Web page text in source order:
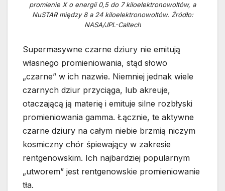
promienie X o energii 0,5 do 7 kiloelektronowoltów, a
NuSTAR między 8 a 24 kiloelektronowoltów. Źródło:
NASA/JPL-Caltech
Supermasywne czarne dziury nie emitują
własnego promieniowania, stąd słowo
„czarne” w ich nazwie. Niemniej jednak wiele
czarnych dziur przyciąga, lub akreuje,
otaczającą ją materię i emituje silne rozbłyski
promieniowania gamma. Łącznie, te aktywne
czarne dziury na całym niebie brzmią niczym
kosmiczny chór śpiewający w zakresie
rentgenowskim. Ich najbardziej popularnym
„utworem” jest rentgenowskie promieniowanie
tła.